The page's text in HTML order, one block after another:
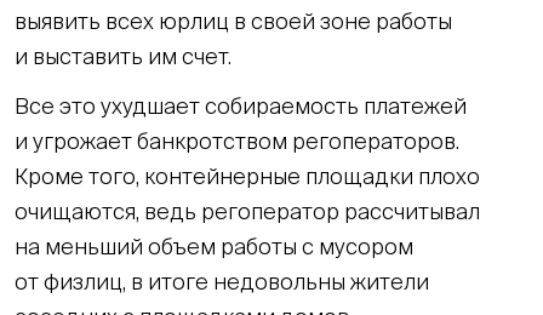
выявить всех юрлиц в своей зоне работы
и выставить им счет.
Все это ухудшает собираемость платежей
и угрожает банкротством регоператоров.
Кроме того, контейнерные площадки плохо
очищаются, ведь регоператор рассчитывал
на меньший объем работы с мусором
от физлиц, в итоге недовольны жители